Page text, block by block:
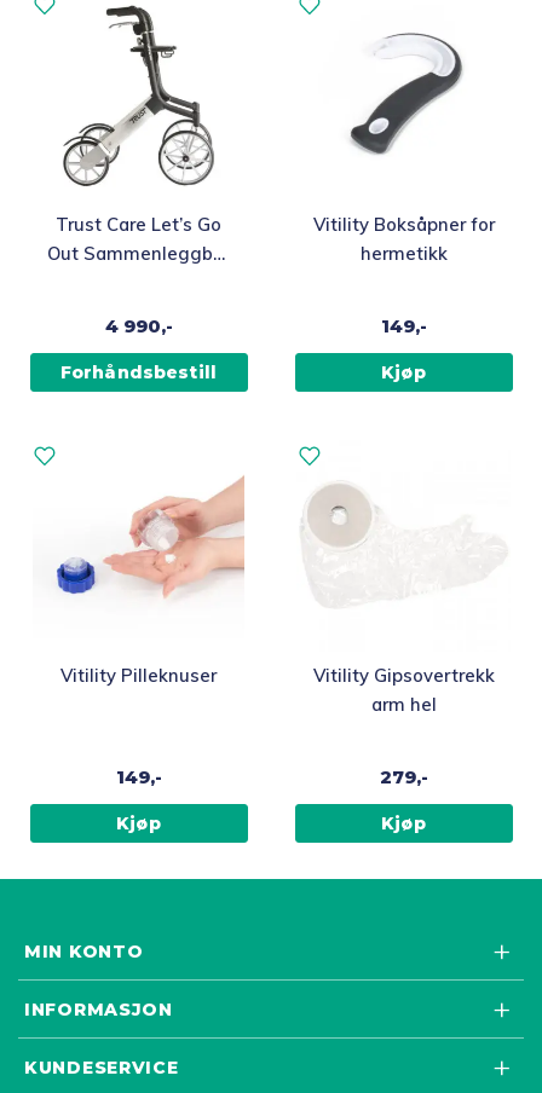
Trust Care Let’s Go
Out Sammenleggbar
4 990,-
Forhåndsbestill
Vitility Boksåpner for
hermetikk
149,-
Kjøp
Vitility Pilleknuser
149,-
Kjøp
Vitility Gipsovertrekk
arm hel
279,-
Kjøp
MIN KONTO
INFORMASJON
KUNDESERVICE